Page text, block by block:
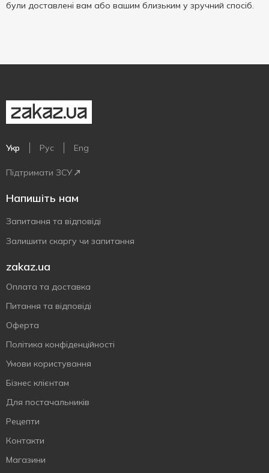
були доставлені вам або вашим близьким у зручний спосіб.
Укр Рус Eng
Підтримати ЗСУ
Напишіть нам
Запитання та відповіді
Залишити скаргу чи запитання
zakaz.ua
Оплата та доставка
Питання та відповіді
Оферта
Політика конфіденційності
Умови користування
Бізнес клієнтам
Для постачальників
Рецепти
Контакти
Магазини